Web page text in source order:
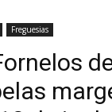
Freguesias